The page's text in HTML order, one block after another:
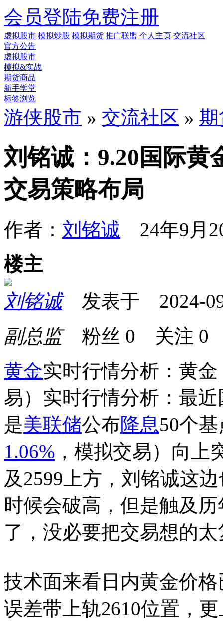
会员登陆免费注册
虚拟股市 模拟炒股 模拟期货 推广联盟 个人主页 交流社区
官方公告
虚拟股市
模拟&实战
期货商品
新手学堂
标签浏览
游侠股市 » 交流社区 » 期
刘铭诚：9.20国际黄
交易策略布局
作者： 刘铭诚 24年9月
楼主
刘铭诚发表于 2024-
副总监粉丝 0 关注 0
黄金实时行情分析：黄金
易） 实时行情分析：最
是美联储公布降息50个
1.06% ， 模拟交易） 向上
及2599上方，刘铭诚这
时候会破高，但是触及
了，没必要把交易想的
技术面来看日内黄金价
误差带上轨2610位置，